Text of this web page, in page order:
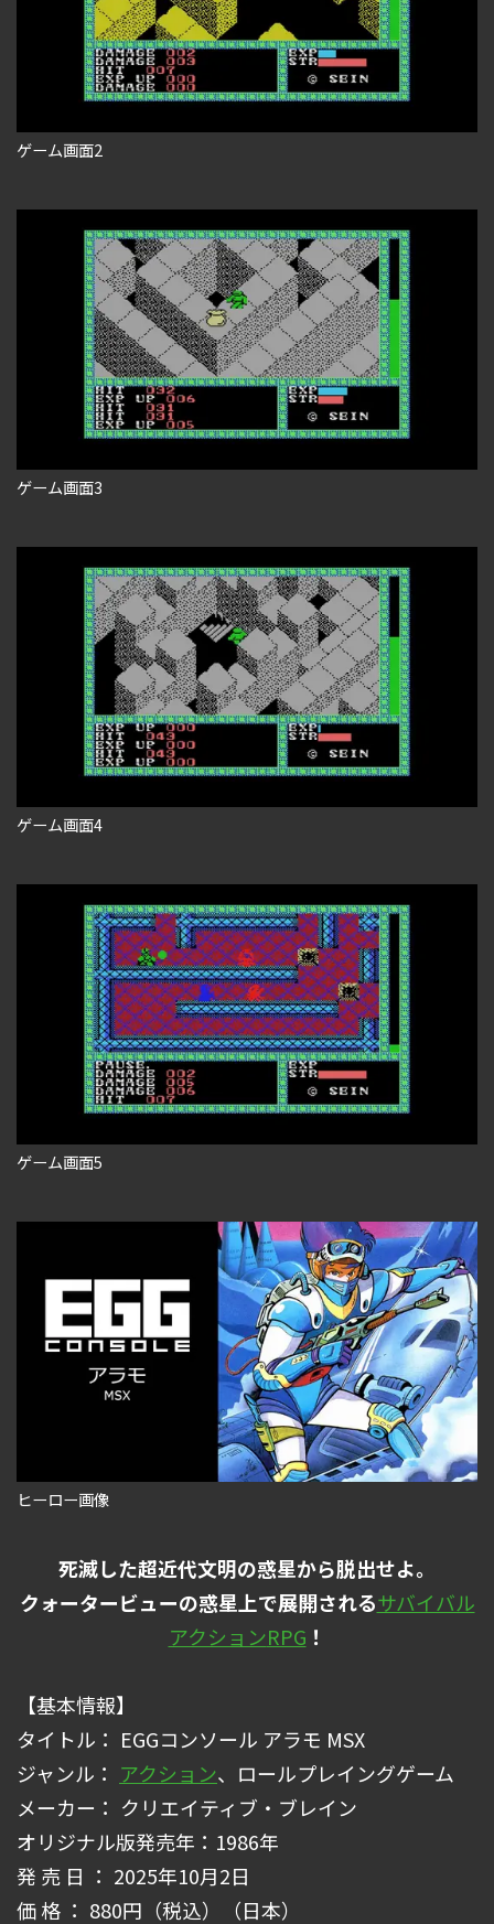
ゲーム画面2
ゲーム画面3
ゲーム画面4
ゲーム画面5
ヒーロー画像
死滅した超近代文明の惑星から脱出せよ。
クォータービューの惑星上で展開されるサバイバル
アクションRPG ！
【基本情報】
タイトル： EGGコンソール アラモ MSX
ジャンル： アクション、ロールプレイングゲーム
メーカー： クリエイティブ・ブレイン
オリジナル版発売年：1986年
発 売 日 ： 2025年10月2日
価 格 ： 880円（税込）（日本）